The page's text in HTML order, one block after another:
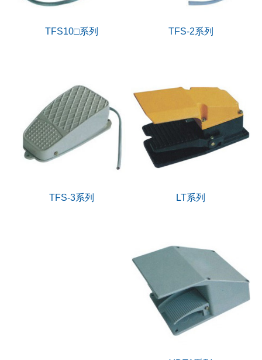
TFS10□系列 TFS-2系列
TFS-3系列 LT系列